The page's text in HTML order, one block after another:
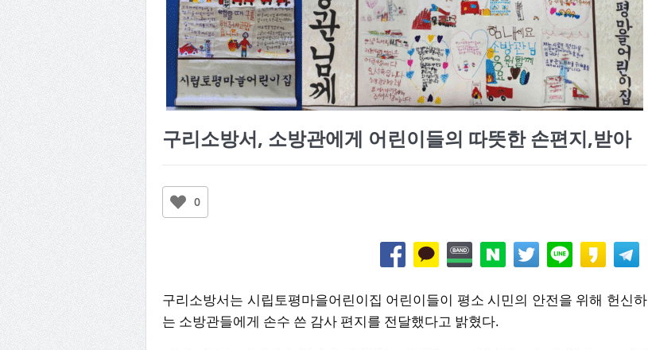
구리소방서, 소방관에게 어린이들의 따뜻한 손편지,받아
0
구리소방서는 시립토평마을어린이집 어린이들이 평소 시민의 안전을 위해 헌신하
는 소방관들에게 손수 쓴 감사 편지를 전달했다고 밝혔다.